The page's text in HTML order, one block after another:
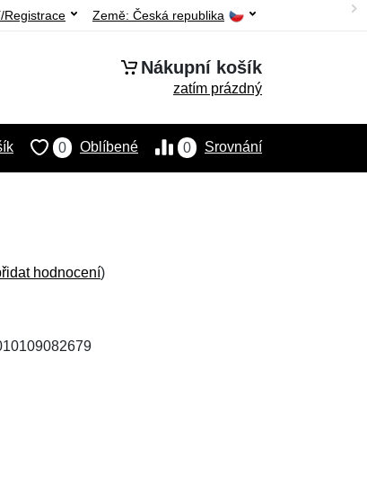
Země: Česká republika
Registrace
Nákupní košík
zatím prázdný
0 Srovnání
0 Oblíbené
hodnocení)